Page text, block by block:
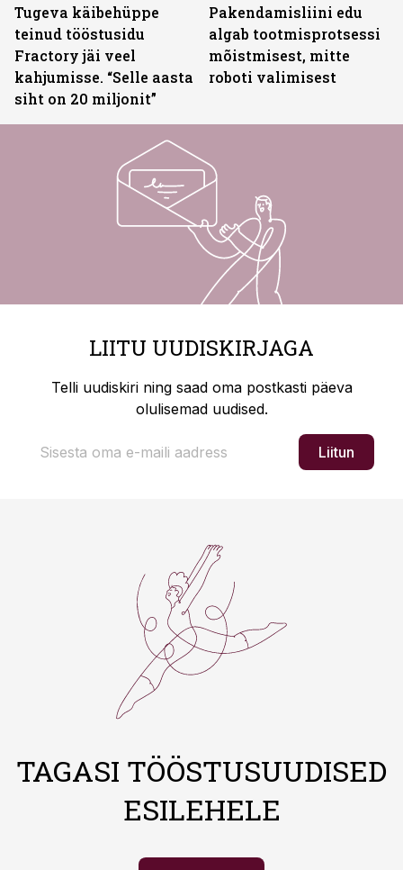
Tugeva käibehüppe
teinud tööstusidu
Fractory jäi veel
kahjumisse. “Selle aasta
siht on 20 miljonit”
Pakendamisliini edu
algab tootmisprotsessi
mõistmisest, mitte
roboti valimisest
LIITU UUDISKIRJAGA
Telli uudiskiri ning saad oma postkasti päeva
olulisemad uudised.
Liitun
TAGASI TÖÖSTUSUUDISED
ESILEHELE